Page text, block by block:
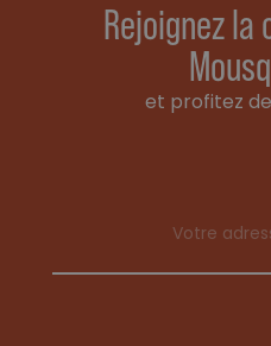
Rejoignez
et profitez